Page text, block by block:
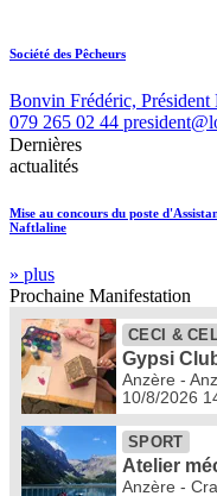
Société des Pêcheurs
Bonvin Frédéric, Président
079 265 02 44
Dernières
actualités
Mise au concours du poste
Naftlaline
» plus
Prochaine Manifestation